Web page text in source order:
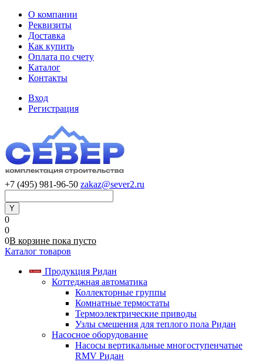
О компании
Реквизиты
Доставка
Как купить
Оплата по счету
Каталог
Контакты
Вход
Регистрация
+7 (495) 981-96-50 zakaz@sever2.ru
0
0
0В корзине пока пусто
Каталог товаров
Продукция Ридан
Коттеджная автоматика
Коллекторные группы
Комнатные термостаты
Термоэлектрические приводы
Узлы смешения для теплого пола Ридан
Насосное оборудование
Насосы вертикальные многоступенчатые
RMV Ридан